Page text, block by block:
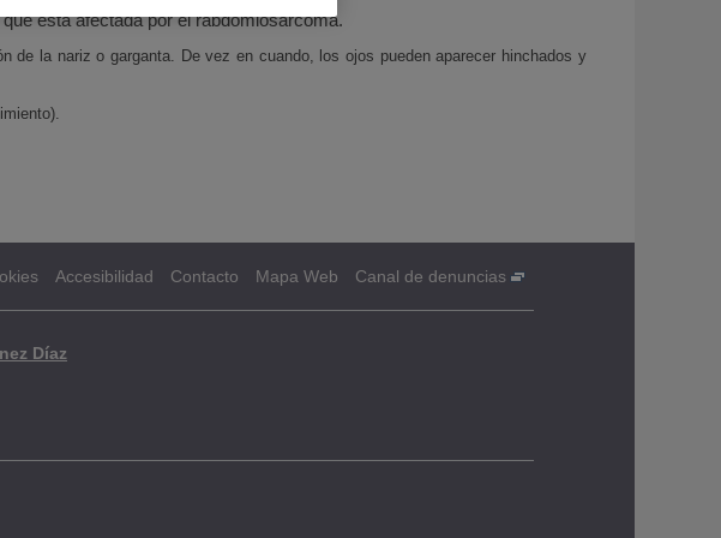
está afectada por el rabdomiosarcoma.
la nariz o garganta. De vez en cuando, los ojos pueden aparecer hinchados y
Accesibilidad Contacto Mapa Web Canal de denuncias
Díaz